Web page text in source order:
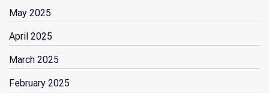
May 2025
April 2025
March 2025
February 2025